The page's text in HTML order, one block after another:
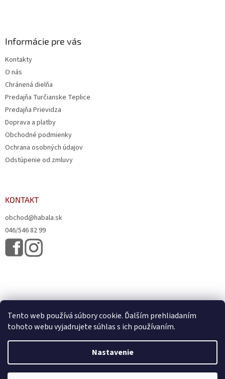
Tento web používá súbory cookie. Ďalším prehliadaním
tohoto webu vyjadrujete súhlas s ich používaním.
Nastavenie
Informácie pre vás
Kontakty
O nás
Chránená dielňa
Predajňa Turčianske Teplice
Predajňa Prievidza
Doprava a platby
Obchodné podmienky
Ochrana osobných údajov
Odstúpenie od zmluvy
KONTAKT
obchod@habala.sk
046/546 82 99
Copyright 2026HABALA, s.r.o.. Všetky práva vyhradené.Upraviť